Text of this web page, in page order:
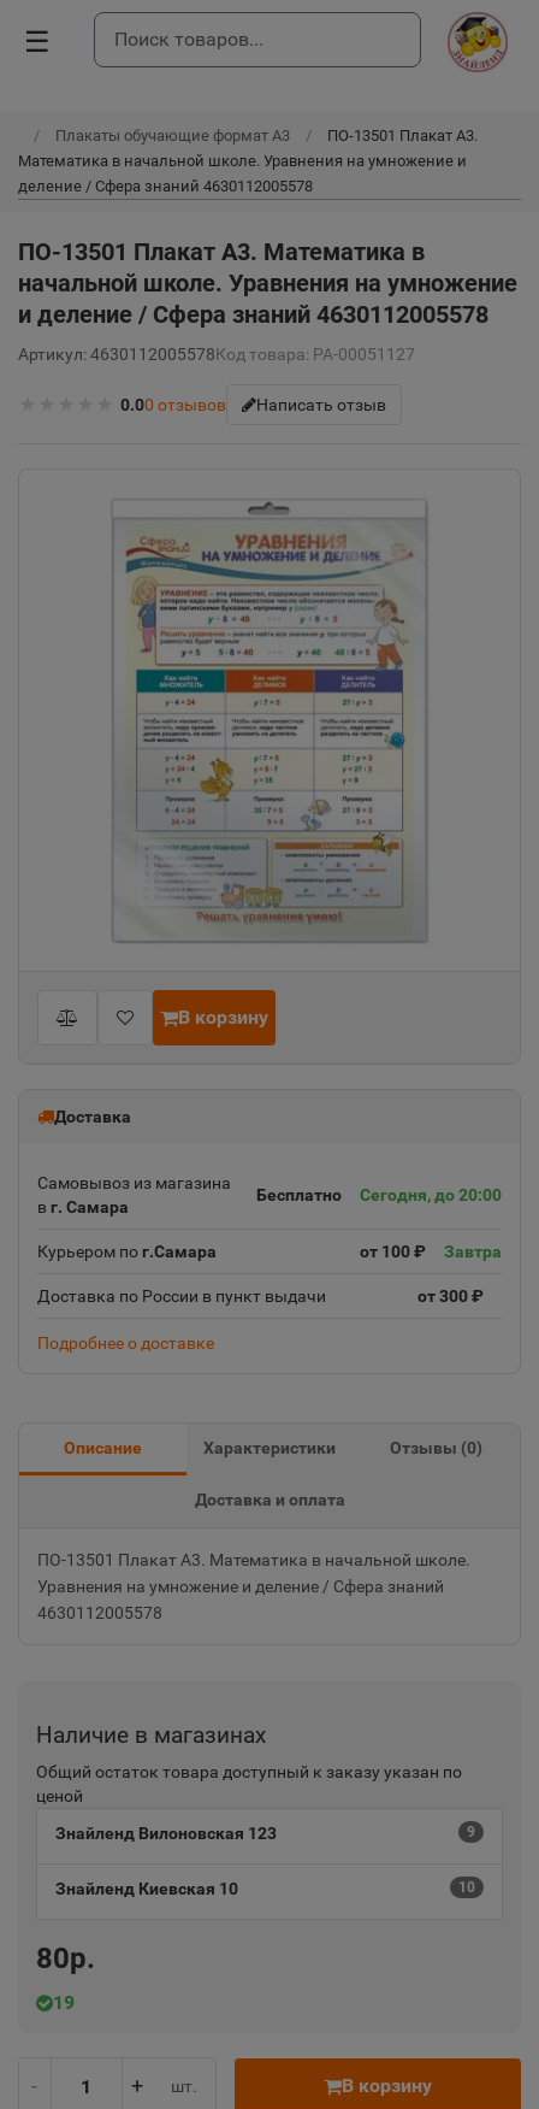
☰
Плакаты обучающие формат А3
ПО-13501 Плакат А3.
Математика в начальной школе. Уравнения на умножение и
деление / Сфера знаний 4630112005578
ПО-13501 Плакат А3. Математика в
начальной школе. Уравнения на умножение
и деление / Сфера знаний 4630112005578
Артикул: 4630112005578Код товара: РА-00051127
0.00 отзывов Написать отзыв
В корзину
Доставка
Самовывоз из магазина
в г. Самара
Бесплатно Сегодня, до 20:00
Курьером пог.Самара от 100 ₽ Завтра
Доставка по России в пункт выдачи от 300 ₽
Подробнее о доставке
Описание Характеристики Отзывы (0)
Доставка и оплата
ПО-13501 Плакат А3. Математика в начальной школе.
Уравнения на умножение и деление / Сфера знаний
4630112005578
Наличие в магазинах
Общий остаток товара доступный к заказу указан по
ценой
Знайленд Вилоновская 123
9
Знайленд Киевская 10 10
80р.
19
- + шт. В корзину